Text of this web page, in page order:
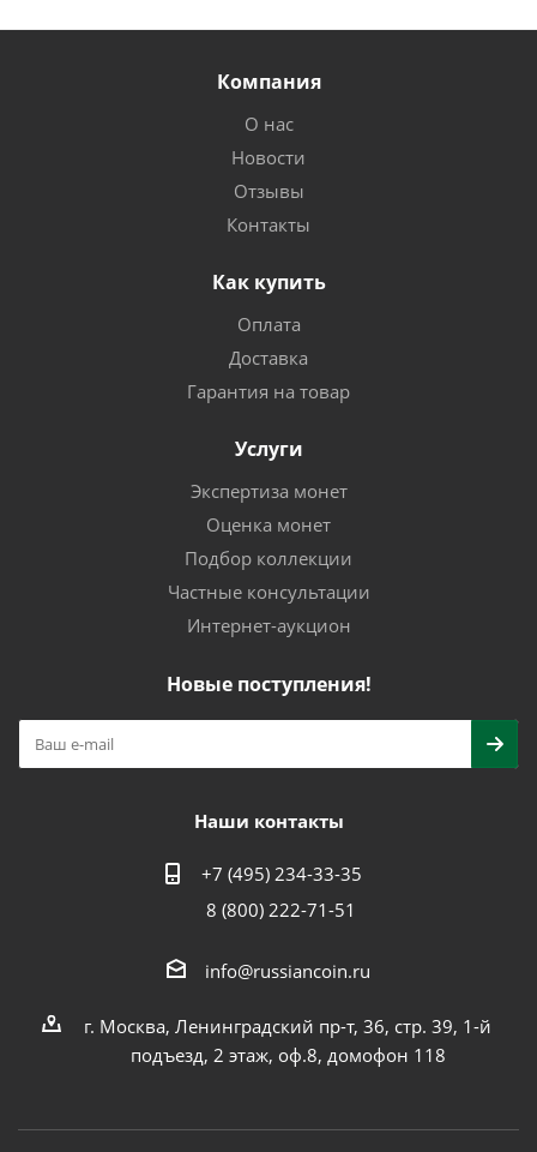
Компания
О нас
Новости
Отзывы
Контакты
Как купить
Оплата
Доставка
Гарантия на товар
Услуги
Экспертиза монет
Оценка монет
Подбор коллекции
Частные консультации
Интернет-аукцион
Новые поступления!
Наши контакты
+7 (495) 234-33-35
8 (800) 222-71-51
info@russiancoin.ru
г. Москва, Ленинградский пр-т, 36, стр. 39, 1-й
подъезд, 2 этаж, оф.8, домофон 118